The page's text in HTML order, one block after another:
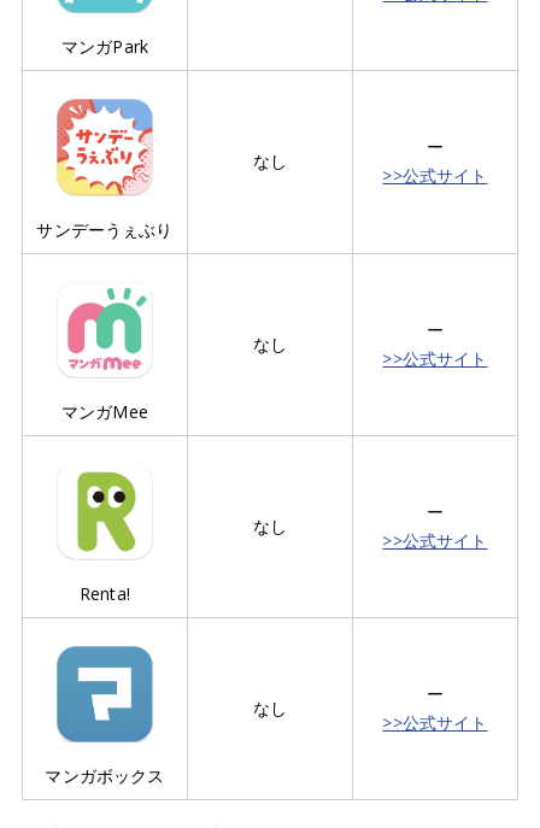
マンガPark
サンデーうぇぶり
なし
ー
>>公式サイト
マンガMee
なし
ー
>>公式サイト
Renta!
なし
ー
>>公式サイト
マンガボックス
なし
ー
>>公式サイト